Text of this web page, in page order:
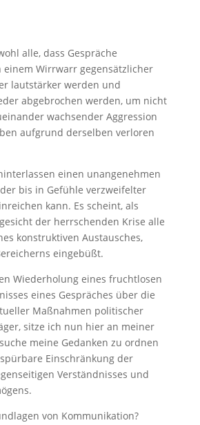
alle, dass Gespräche
Wirrwarr gegensätzlicher
lautstärker werden und
abgebrochen werden, um nicht
wachsender Aggression
aufgrund derselben verloren
einen unangenehmen
bis in Gefühle verzweifelter
kann. Es scheint, als
der herrschenden Krise alle
konstruktiven Austausches,
eingebüßt.
Wiederholung eines fruchtlosen
eines Gespräches über die
Maßnahmen politischer
sitze ich nun hier an meiner
meine Gedanken zu ordnen
Einschränkung der
Verständnisses und
von Kommunikation?